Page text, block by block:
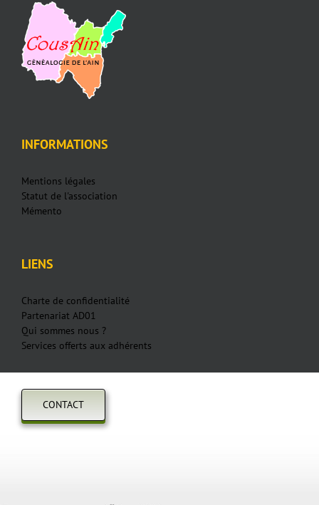
INFORMATIONS
Mentions légales
Statut de l'association
Mémento
LIENS
Charte de confidentialité
Partenariat AD01
Qui sommes nous ?
Services offerts aux adhérents
CONTACT